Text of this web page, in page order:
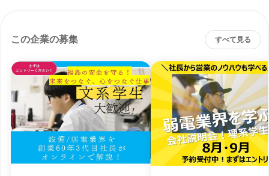
この企業の募集 すべて見る